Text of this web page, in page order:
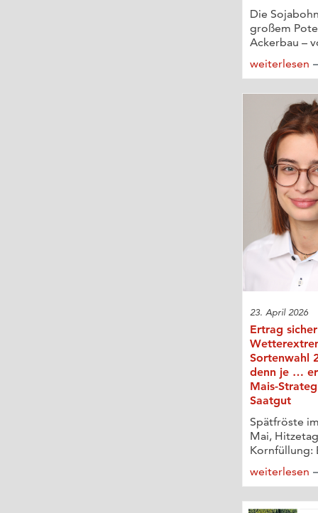
Die
großem
Ackerbau –
weiterlesen
23. April 2026
Ertrag
Sortenwahl
denn je …
Mais-
Saatgut
Spätfröste
Mai,
Kornfüllung:
weiterlesen